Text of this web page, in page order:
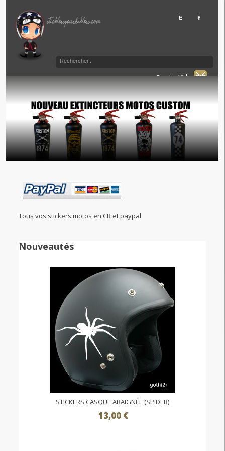
Panier Vide
Tous vos stickers motos en CB et paypal
Nouveautés
STICKERS CASQUE ARAIGNÉE (SPIDER)
13,00 €